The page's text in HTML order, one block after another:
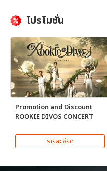
โปรโมชั่น
Promotion and Discount
ROOKIE DIVOS CONCERT
รายละเอียด